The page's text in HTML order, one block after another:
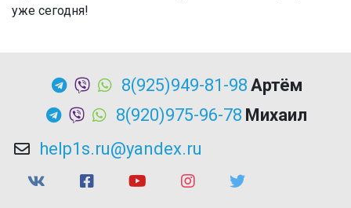
уже сегодня!
8(925)949-81-98 Артём
8(920)975-96-78 Михаил
help1s.ru@yandex.ru